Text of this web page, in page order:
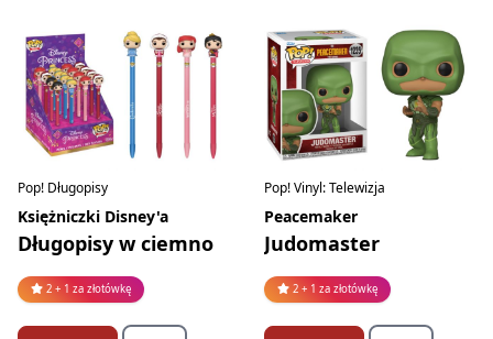
Pop! Długopisy
Księżniczki Disney'a
Długopisy w ciemno
2 + 1 za złotówkę
Pop! Vinyl: Telewizja
Peacemaker
Judomaster
2 + 1 za złotówkę